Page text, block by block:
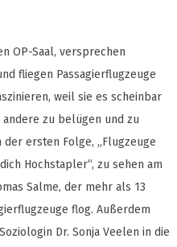
OP-Saal, versprechen
fliegen Passagierflugzeuge
weil sie es scheinbar
zu belügen und zu
ersten Folge, „Flugzeuge
Hochstapler“, zu sehen am
Salme, der mehr als 13
flog. Außerdem
Dr. Sonja Veelen in die